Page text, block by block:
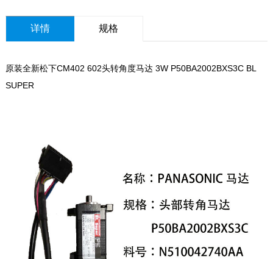
详情 规格
原装全新松下CM402 602头转角度马达 3W P50BA2002BXS3C BL
SUPER